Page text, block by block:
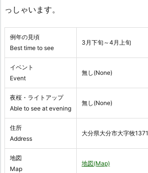
っしゃいます。
例年の見頃
Best time to see
3月下旬～4月上旬
イベント
Event
無し(None)
夜桜・ライトアップ
Able to see at evening
無し(None)
住所
Address
大分県大分市大字牧1371
地図
Map
地図(Map)